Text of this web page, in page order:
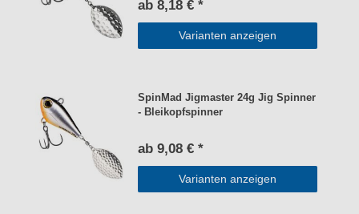
ab 8,18 € *
Varianten anzeigen
SpinMad Jigmaster 24g Jig Spinner
- Bleikopfspinner
ab 9,08 € *
Varianten anzeigen